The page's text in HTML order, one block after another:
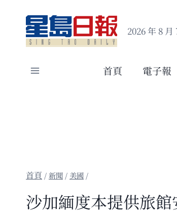
content
2026 年 8 月
首頁 電子報
/新聞 / 美國 /
沙加緬度本提供旅